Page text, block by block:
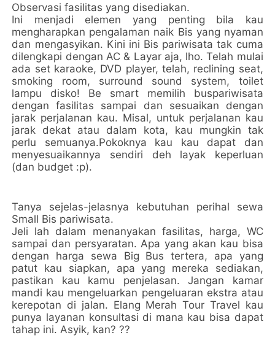
Observasi fasilitas yang disediakan.
Ini menjadi elemen yang penting bila kau
mengharapkan pengalaman naik Bis yang nyaman
dan mengasyikan. Kini ini Bis pariwisata tak cuma
dilengkapi dengan AC & Layar aja, lho. Telah mulai
ada set karaoke, DVD player, telah, reclining seat,
smoking room, surround sound system, toilet
lampu disko! Be smart memilih buspariwisata
dengan fasilitas sampai dan sesuaikan dengan
jarak perjalanan kau. Misal, untuk perjalanan kau
jarak dekat atau dalam kota, kau mungkin tak
perlu semuanya.Pokoknya kau kau dapat dan
menyesuaikannya sendiri deh layak keperluan
(dan budget :p).
Tanya sejelas-jelasnya kebutuhan perihal sewa
Small Bis pariwisata.
Jeli lah dalam menanyakan fasilitas, harga, WC
sampai dan persyaratan. Apa yang akan kau bisa
dengan harga sewa Big Bus tertera, apa yang
patut kau siapkan, apa yang mereka sediakan,
pastikan kau kamu penjelasan. Jangan kamar
mandi kau mengeluarkan pengeluaran ekstra atau
kerepotan di jalan. Elang Merah Tour Travel kau
punya layanan konsultasi di mana kau bisa dapat
tahap ini. Asyik, kan? ??